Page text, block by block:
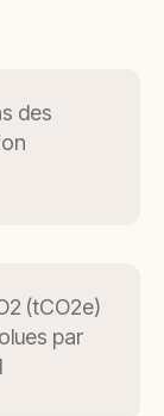
des
(tCO2e)
par